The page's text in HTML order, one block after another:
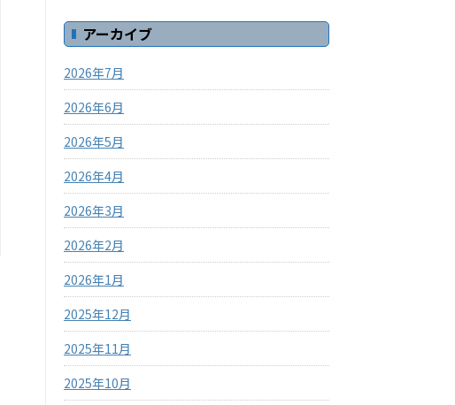
アーカイブ
2026年7月
2026年6月
2026年5月
2026年4月
2026年3月
2026年2月
2026年1月
2025年12月
2025年11月
2025年10月